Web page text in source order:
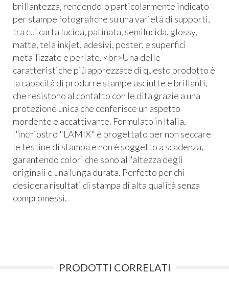
brillantezza, rendendolo particolarmente indicato
per stampe fotografiche su una varietà di supporti,
tra cui carta lucida, patinata, semilucida, glossy,
matte, tela inkjet, adesivi, poster, e superfici
metallizzate e perlate. <br>Una delle
caratteristiche più apprezzate di questo prodotto è
la capacità di produrre stampe asciutte e brillanti,
che resistono al contatto con le dita grazie a una
protezione unica che conferisce un aspetto
mordente e accattivante. Formulato in Italia,
l'inchiostro "LAMIX" è progettato per non seccare
le testine di stampa e non è soggetto a scadenza,
garantendo colori che sono all'altezza degli
originali e una lunga durata. Perfetto per chi
desidera risultati di stampa di alta qualità senza
compromessi.
PRODOTTI CORRELATI